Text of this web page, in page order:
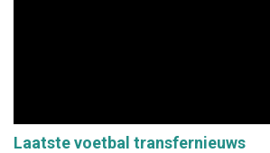
Laatste voetbal transfernieuws